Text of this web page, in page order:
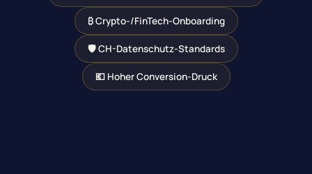
₿ Crypto-/FinTech-Onboarding
🛡 CH-Datenschutz-Standards
💶 Hoher Conversion-Druck